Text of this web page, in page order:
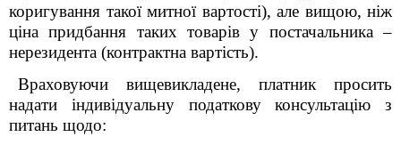
коригування такої митної вартості), але вищою, ніж
ціна придбання таких товарів у постачальника –
нерезидента (контрактна вартість).
Враховуючи вищевикладене, платник просить
надати індивідуальну податкову консультацію з
питань щодо: